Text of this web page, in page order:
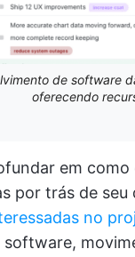
de software
oferecendo
em
por trás de
no